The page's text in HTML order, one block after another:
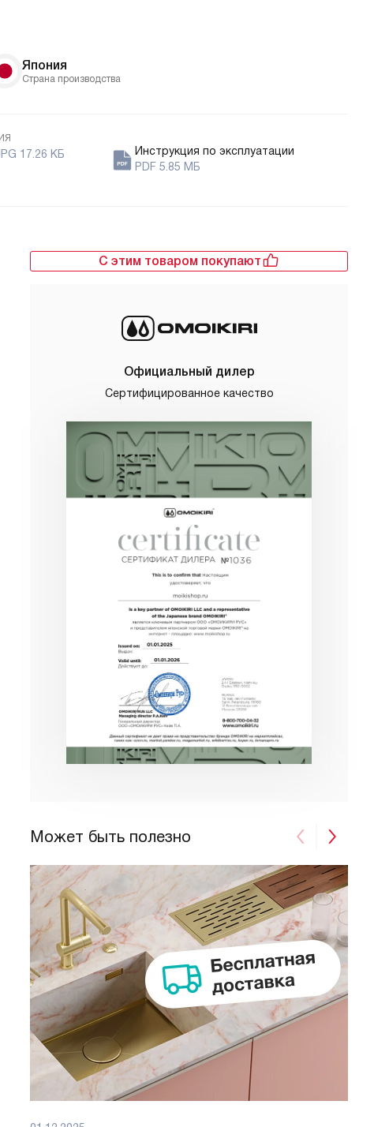
Япония
Страна производства
17.26 КБ
Инструкция по эксплуатации
PDF 5.85 МБ
С этим товаром покупают
Официальный дилер
Сертифицированное качество
Может быть полезно